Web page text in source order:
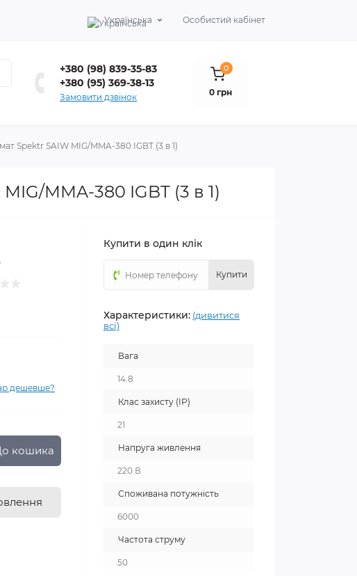
Українська Особистий кабінет
+380 (98) 839-35-83
+380 (95) 369-38-13
Замовити дзвінок
0
0 грн
Spektr SAIW MIG/MMA-380 IGBT (3 в 1)
MMA-380 IGBT (3 в 1)
дешевше?
кошика
Купити в один клік
Купити
Характеристики: (дивитися
всі)
Вага
14.8
Клас захисту (ІР)
21
Напруга живлення
220 В
Споживана потужність
6000
Частота струму
50